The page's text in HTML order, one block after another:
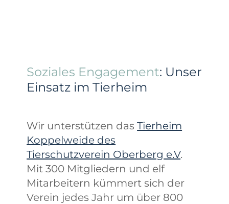
Soziales Engagement: Unser
Einsatz im Tierheim
Wir unterstützen dasTierheim
Koppelweide des
Tierschutzverein Oberberg e.V.
Mit 300 Mitgliedern und elf
Mitarbeitern kümmert sich der
Verein jedes Jahr um über 800